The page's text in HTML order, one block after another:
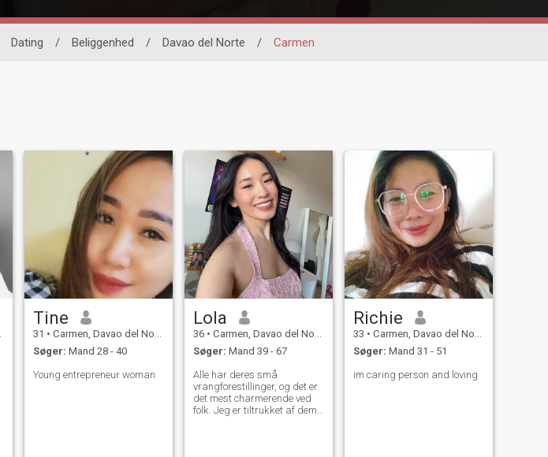
Dating / Beliggenhed / Davao del Norte / Carmen
Tine
31 • Carmen, Davao del Norte, Filippinerne
Søger: Mand 28 - 40
Young entrepreneur woman
Lola
36 • Carmen, Davao del Norte, Filippinerne
Søger: Mand 39 - 67
Alle har deres små
vrangforestillinger, og det er
det mest charmerende ved
folk. Jeg er tiltrukket af dem
Richie
33 • Carmen, Davao del Norte, Filippinerne
Søger: Mand 31 - 51
im caring person and loving